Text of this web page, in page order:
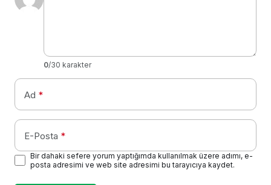
0/30 karakter
Ad *
E-Posta *
Bir dahaki sefere yorum yaptığımda kullanılmak üzere adımı, e-
posta adresimi ve web site adresimi bu tarayıcıya kaydet.